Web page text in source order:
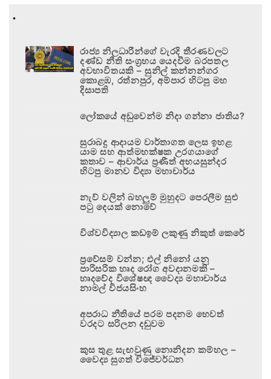
.
රාජ්‍ය නිලධාරීන්ගේ වැරදි තීරණවලට
දණ්ඩ නීති සංග්‍රහය යෙදවීම බරපතල
අවභාවිතයකි – සුනිල් කන්නන්ගර
කොළඹ, රත්නපුර, අම්පාර හිටපු මහ
දිසාපති
ලෝකයේ අඩුවෙන්ම නිදා ගන්නා ජාතිය?
සුරාබදු ආදායම වාර්තාගත ලෙස ඉහළ
යාම සහ ආත්මභක්ෂක උරගයාගේ
කතාව – ආචාර්ය ප්‍රණීත් අභයසුන්දර
හිටපු මානව විද්‍යා මහාචාර්ය
නැව් වලින් බහලුම් මුහුදට පෙරලීම සුළු
පටු දෙයක් නොවේ
විශ්වවිද්‍යාල කඩඉම් ලකුණු නිකුත් කෙරේ
ප්‍රවේසම් වන්න; එල් නිනෝ යනු
පාරිසරික හෘද රෝග අවදානමකි –
හෘදවේද විශේෂඥ වෛද්‍ය මහාචාර්ය
නාමල් විජයසිංහ
අපරාධ නීතියේ පරම පදනම හෙවත්
වරදට සරිලන දඬුවම
කුස තුළ සැඟවුණු නොනිදන කම්හල –
වෛද්‍ය සුගත් විජේවර්ධන